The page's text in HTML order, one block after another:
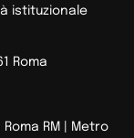
istituzionale
Roma
RM |
Metro